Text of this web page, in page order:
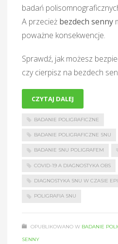
badań
A przecież bezdech senny
poważne konsekwencje.
Sprawdź, jak możesz
czy cierpisz na bezdech
BADANIE POLIGRAFICZNE
BADANIE POLIGRAFICZNE SNU
BADANIE SNU POLIGRAFEM
COVID-19 A DIAGNOSTYKA OBS
DIAGNOSTYKA SNU W CZASIE
POLIGRAFIA SNU
CZYTAJ DALEJ
OPUBLIKOWANO W BADANIE
SENNY